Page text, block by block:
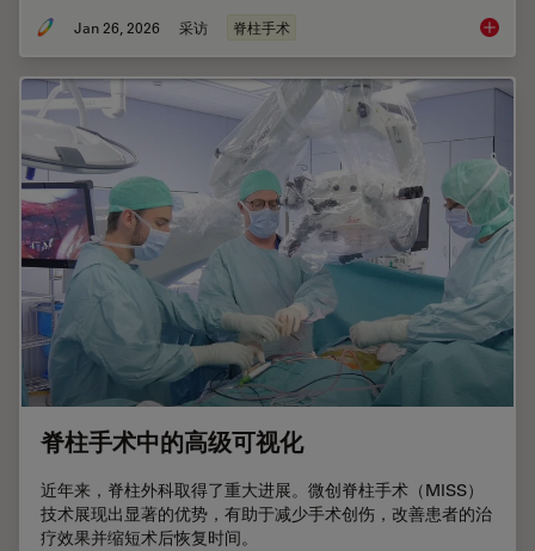
Jan 26, 2026 采访 脊柱手术
脊柱手术中的高级可视化
近年来，脊柱外科取得了重大进展。微创脊柱手术（MISS）
技术展现出显著的优势，有助于减少手术创伤，改善患者的治
疗效果并缩短术后恢复时间。